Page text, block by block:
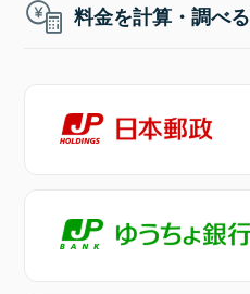
料金を計算・調べる